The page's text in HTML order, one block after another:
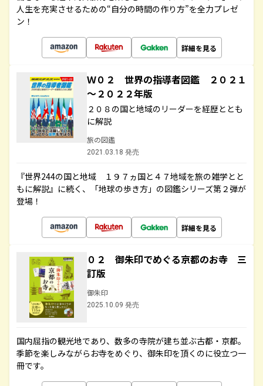
人生を充実させるための“自分の時間の作り方”を全力プレゼ
ン！
詳細を見る
Ｗ０２ 世界の指導者図鑑 ２０２１
～２０２２年版
２０８の国と地域のリーダーを経歴ととも
に解説
旅の図鑑
2021.03.18 発売
『世界244の国と地域 １９７ヵ国と４７地域を旅の雑学とと
もに解説』に続く、「地球の歩き方」の図鑑シリーズ第２弾が
登場！
詳細を見る
０２ 御朱印でめぐる京都のお寺 三
訂版
御朱印
2025.10.09 発売
国内屈指の観光地であり、数多の寺院が建ち並ぶ古都・京都。
季節を楽しみながらお寺をめぐり、御朱印を頂くのに役立つ一
冊です。